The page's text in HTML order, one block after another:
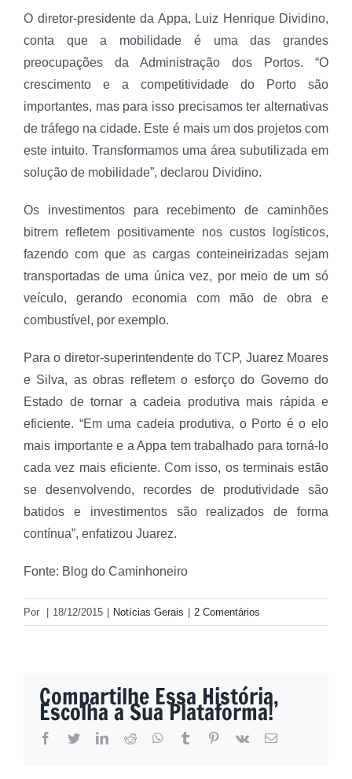
O diretor-presidente da Appa, Luiz Henrique Dividino,
conta que a mobilidade é uma das grandes
preocupações da Administração dos Portos. “O
crescimento e a competitividade do Porto são
importantes, mas para isso precisamos ter alternativas
de tráfego na cidade. Este é mais um dos projetos com
este intuito. Transformamos uma área subutilizada em
solução de mobilidade”, declarou Dividino.
Os investimentos para recebimento de caminhões
bitrem refletem positivamente nos custos logísticos,
fazendo com que as cargas conteineirizadas sejam
transportadas de uma única vez, por meio de um só
veículo, gerando economia com mão de obra e
combustível, por exemplo.
Para o diretor-superintendente do TCP, Juarez Moares
e Silva, as obras refletem o esforço do Governo do
Estado de tornar a cadeia produtiva mais rápida e
eficiente. “Em uma cadeia produtiva, o Porto é o elo
mais importante e a Appa tem trabalhado para torná-lo
cada vez mais eficiente. Com isso, os terminais estão
se desenvolvendo, recordes de produtividade são
batidos e investimentos são realizados de forma
contínua”, enfatizou Juarez.
Fonte: Blog do Caminhoneiro
Por 18/12/2015 Notícias Gerais 2 Comentários
Compartilhe Essa História,
Escolha a Sua Plataforma!
facebook
twitterlinkedinreddit whatsapptumblr pinterest
vk
E-